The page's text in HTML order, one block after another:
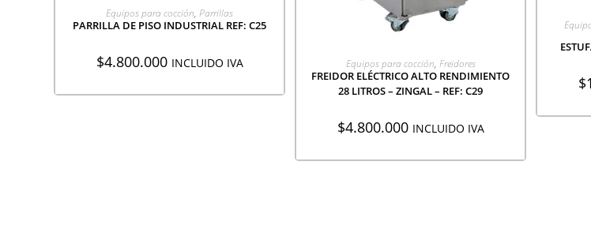
AGREGAR A COTIZACIÓN
Equipos para cocción, Parrillas
PARRILLA DE PISO INDUSTRIAL REF: C25
$4.800.000 INCLUIDO IVA AGREGAR A COTIZACIÓN
Equipos para cocción, Freidores
FREIDOR ELÉCTRICO ALTO RENDIMIENTO
28 LITROS – ZINGAL – REF: C29
$4.800.000 INCLUIDO IVA
$